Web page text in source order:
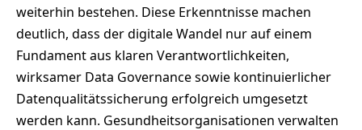
weiterhin bestehen. Diese Erkenntnisse machen
deutlich, dass der digitale Wandel nur auf einem
Fundament aus klaren Verantwortlichkeiten,
wirksamer Data Governance sowie kontinuierlicher
Datenqualitätssicherung erfolgreich umgesetzt
werden kann. Gesundheitsorganisationen verwalten